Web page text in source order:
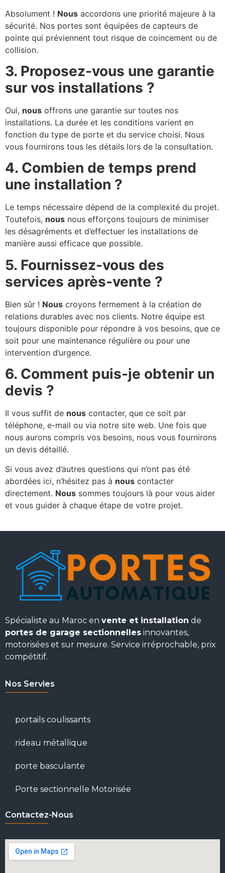
Absolument ! Nous accordons une priorité majeure à la
sécurité. Nos portes sont équipées de capteurs de
pointe qui préviennent tout risque de coincement ou de
collision.
3. Proposez-vous une garantie
sur vos installations ?
Oui, nous offrons une garantie sur toutes nos
installations. La durée et les conditions varient en
fonction du type de porte et du service choisi. Nous
vous fournirons tous les détails lors de la consultation.
4. Combien de temps prend
une installation ?
Le temps nécessaire dépend de la complexité du projet.
Toutefois, nous nous efforçons toujours de minimiser
les désagréments et d’effectuer les installations de
manière aussi efficace que possible.
5. Fournissez-vous des
services après-vente ?
Bien sûr ! Nous croyons fermement à la création de
relations durables avec nos clients. Notre équipe est
toujours disponible pour répondre à vos besoins, que ce
soit pour une maintenance régulière ou pour une
intervention d’urgence.
6. Comment puis-je obtenir un
devis ?
Il vous suffit de nous contacter, que ce soit par
téléphone, e-mail ou via notre site web. Une fois que
nous aurons compris vos besoins, nous vous fournirons
un devis détaillé.
Si vous avez d’autres questions qui n’ont pas été
abordées ici, n’hésitez pas à nous contacter
directement. Nous sommes toujours là pour vous aider
et vous guider à chaque étape de votre projet.
Spécialiste au Maroc en vente et installation de
portes de garage sectionnelles innovantes,
motorisées et sur mesure. Service irréprochable, prix
compétitif.
Nos Servies
portails coulissants
rideau métallique
porte basculante
Porte sectionnelle Motorisée
Contactez-Nous